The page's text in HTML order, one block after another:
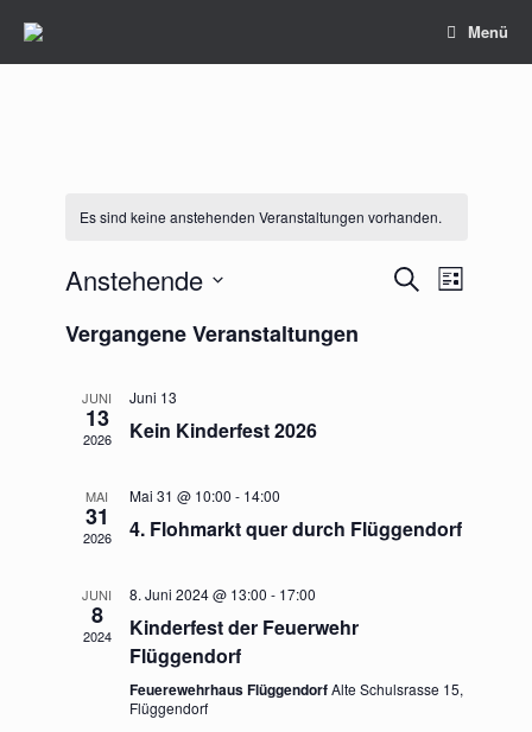
Inhalt
Menü
Es sind keine anstehenden Veranstaltungen vorhanden.
Veranstaltungen
Suche
Suche
Ansichten-
Liste
Anstehende
wählen.
Vergangene Veranstaltungen
JUNI
13
2026
Juni 13
Kein Kinderfest 2026
MAI
31
2026
Mai 31 @ 10:00 - 14:00
4. Flohmarkt quer durch Flüggendorf
JUNI
8
2024
8. Juni 2024 @ 13:00 - 17:00
Kinderfest der Feuerwehr
Flüggendorf
Feuerewehrhaus FlüggendorfAlte Schulsrasse 15,
Flüggendorf